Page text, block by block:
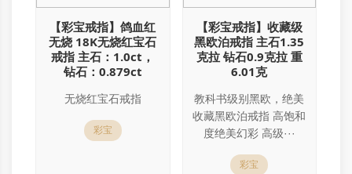
【彩宝戒指】鸽血红
无烧 18K无烧红宝石
戒指 主石：1.0ct，
钻石：0.879ct
无烧红宝石戒指
彩宝
【彩宝戒指】收藏级
黑欧泊戒指 主石1.35
克拉 钻石0.9克拉 重
6.01克
教科书级别黑欧，绝美
收藏黑欧泊戒指 高饱和
度绝美幻彩 高级···
彩宝